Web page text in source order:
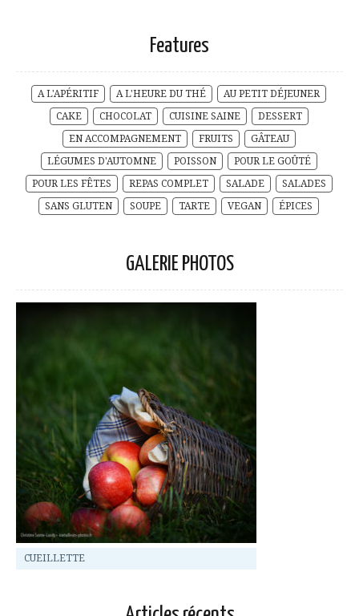
Features
A L'APÉRITIF A L'HEURE DU THÉ
AU PETIT DÉJEUNER
CAKE
CHOCOLAT CUISINE SAINE
DESSERT
EN ACCOMPAGNEMENT
FRUITS
GÂTEAU
LÉGUMES D'AUTOMNE
POISSON
POUR LE GOÛTÉ
POUR LES FÊTES
REPAS COMPLET SALADE
SALADES
SANS GLUTEN
SOUPE TARTE VEGAN ÉPICES
GALERIE PHOTOS
CUEILLETTE